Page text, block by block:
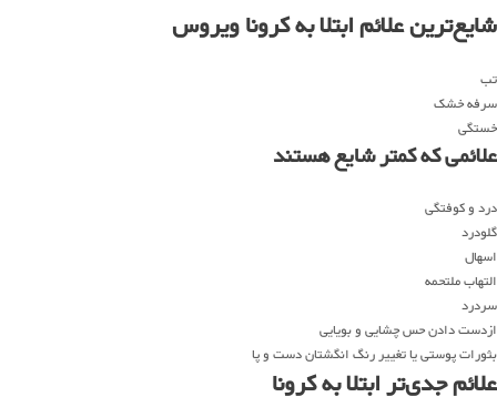
شایع‌ترین علائم ابتلا به کرونا ویروس
تب
سرفه خشک
خستگی
علائمی که کمتر شایع هستند
درد و کوفتگی
گلودرد
اسهال
التهاب ملتحمه
سردرد
ازدست دادن حس چشایی و بویایی
بثورات پوستی یا تغییر رنگ انگشتان دست و پا
علائم جدی‌تر ابتلا به کرونا